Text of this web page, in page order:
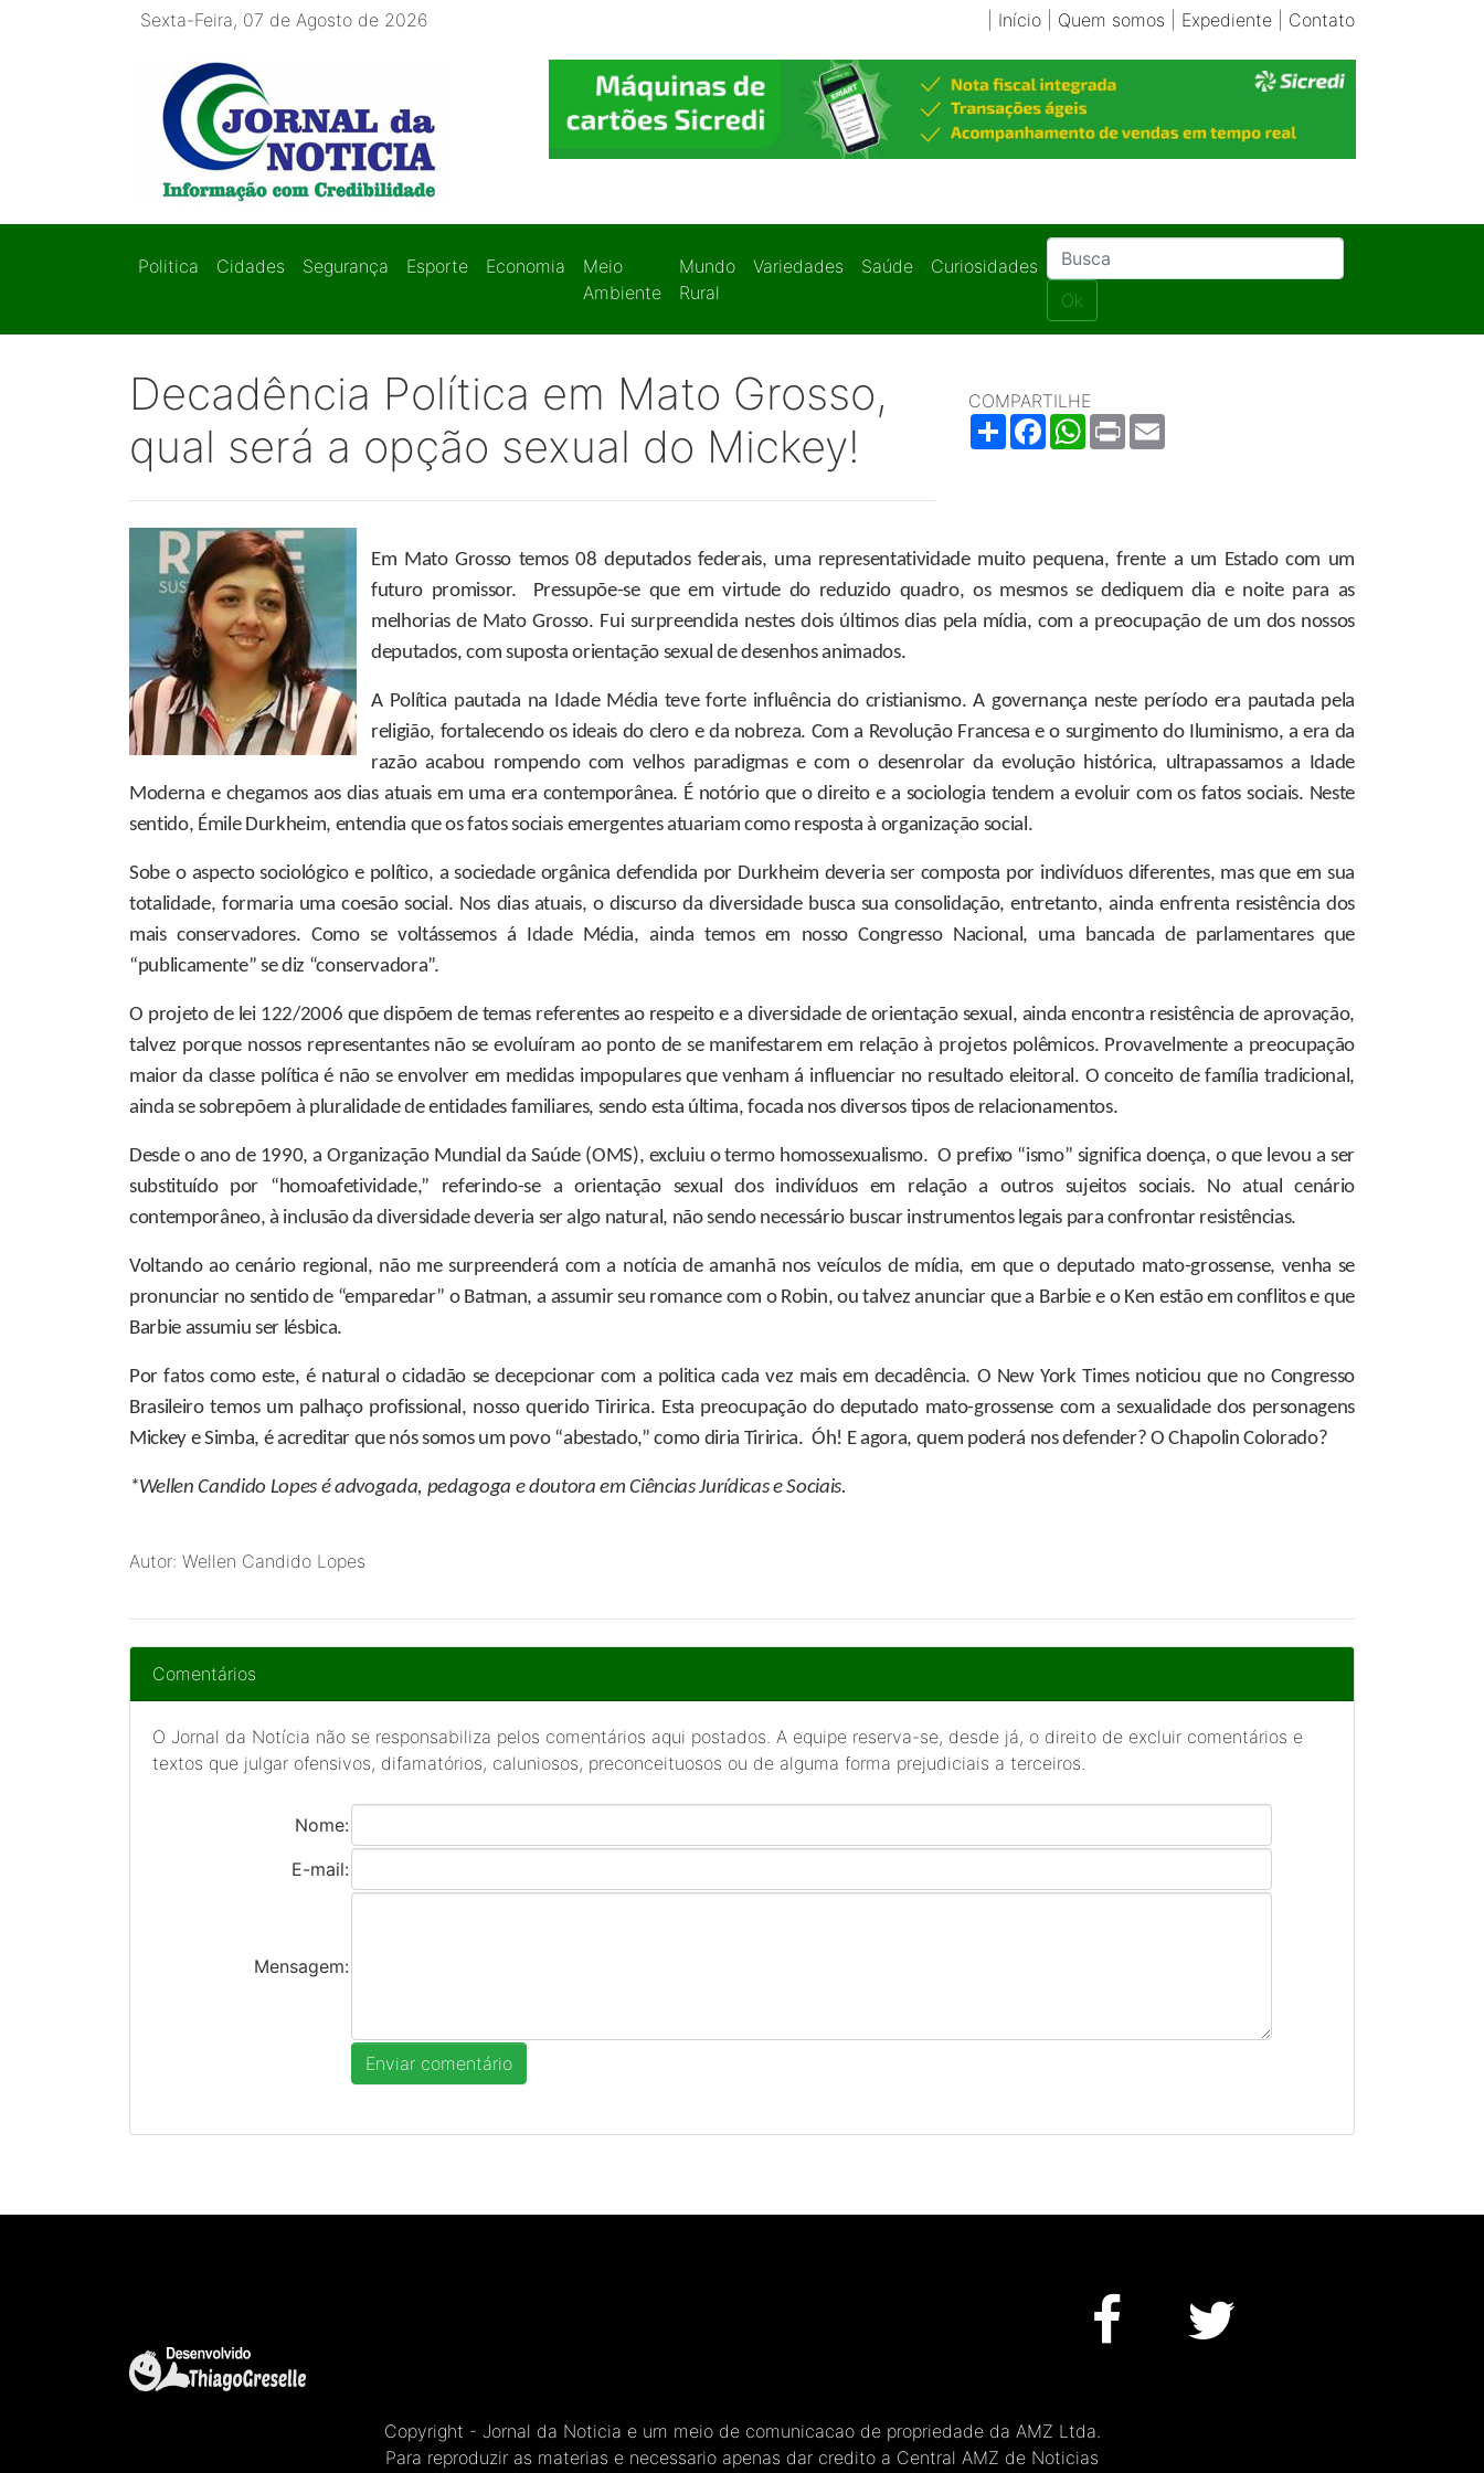
Sexta-Feira, 07 de Agosto de 2026 Início| Quem somos Expediente| Contato
Politica Cidades Segurança Esporte Economia
Meio
Ambiente
Mundo
Rural
Variedades Saúde
Curiosidades
Ok
Decadência Política em Mato Grosso,
qual será a opção sexual do Mickey!
COMPARTILHE
ShareFacebookWhatsApp
Print
Em Mato Grosso temos 08 deputados federais, uma representatividade muito pequena, frente a um Estado com um
futuro promissor. Pressupõe-se que em virtude do reduzido quadro, os mesmos se dediquem dia e noite para as
melhorias de Mato Grosso. Fui surpreendida nestes dois últimos dias pela mídia, com a preocupação de um dos nossos
deputados, com suposta orientação sexual de desenhos animados.
A Política pautada na Idade Média teve forte influência do cristianismo. A governança neste período era pautada pela
religião, fortalecendo os ideais do clero e da nobreza. Com a Revolução Francesa e o surgimento do Iluminismo, a era da
razão acabou rompendo com velhos paradigmas e com o desenrolar da evolução histórica, ultrapassamos a Idade
Moderna e chegamos aos dias atuais em uma era contemporânea. É notório que o direito e a sociologia tendem a evoluir com os fatos sociais. Neste
sentido, Émile Durkheim, entendia que os fatos sociais emergentes atuariam como resposta à organização social.
Sobe o aspecto sociológico e político, a sociedade orgânica defendida por Durkheim deveria ser composta por indivíduos diferentes, mas que em sua
totalidade, formaria uma coesão social. Nos dias atuais, o discurso da diversidade busca sua consolidação, entretanto, ainda enfrenta resistência dos
mais conservadores. Como se voltássemos á Idade Média, ainda temos em nosso Congresso Nacional, uma bancada de parlamentares que
“publicamente” se diz “conservadora”.
O projeto de lei 122/2006 que dispõem de temas referentes ao respeito e a diversidade de orientação sexual, ainda encontra resistência de aprovação,
talvez porque nossos representantes não se evoluíram ao ponto de se manifestarem em relação à projetos polêmicos. Provavelmente a preocupação
maior da classe política é não se envolver em medidas impopulares que venham á influenciar no resultado eleitoral. O conceito de família tradicional,
ainda se sobrepõem à pluralidade de entidades familiares, sendo esta última, focada nos diversos tipos de relacionamentos.
Desde o ano de 1990, a Organização Mundial da Saúde (OMS), excluiu o termo homossexualismo. O prefixo “ismo” significa doença, o que levou a ser
substituído por “homoafetividade,” referindo-se a orientação sexual dos indivíduos em relação a outros sujeitos sociais. No atual cenário
contemporâneo, à inclusão da diversidade deveria ser algo natural, não sendo necessário buscar instrumentos legais para confrontar resistências.
Voltando ao cenário regional, não me surpreenderá com a notícia de amanhã nos veículos de mídia, em que o deputado mato-grossense, venha se
pronunciar no sentido de “emparedar” o Batman, a assumir seu romance com o Robin, ou talvez anunciar que a Barbie e o Ken estão em conflitos e que
Barbie assumiu ser lésbica.
Por fatos como este, é natural o cidadão se decepcionar com a politica cada vez mais em decadência. O New York Times noticiou que no Congresso
Brasileiro temos um palhaço profissional, nosso querido Tiririca. Esta preocupação do deputado mato-grossense com a sexualidade dos personagens
Mickey e Simba, é acreditar que nós somos um povo “abestado,” como diria Tiririca. Óh! E agora, quem poderá nos defender? O Chapolin Colorado?
*Wellen Candido Lopes é advogada, pedagoga e doutora em Ciências Jurídicas e Sociais.
Autor: Wellen Candido Lopes
Comentários
O Jornal da Notícia não se responsabiliza pelos comentários aqui postados. A equipe reserva-se, desde já, o direito de excluir comentários e
textos que julgar ofensivos, difamatórios, caluniosos, preconceituosos ou de alguma forma prejudiciais a terceiros.
Nome:
E-mail:
Mensagem:
Copyright - Jornal da Noticia e um meio de comunicacao de propriedade da AMZ Ltda.
Para reproduzir as materias e necessario apenas dar credito a Central AMZ de Noticias